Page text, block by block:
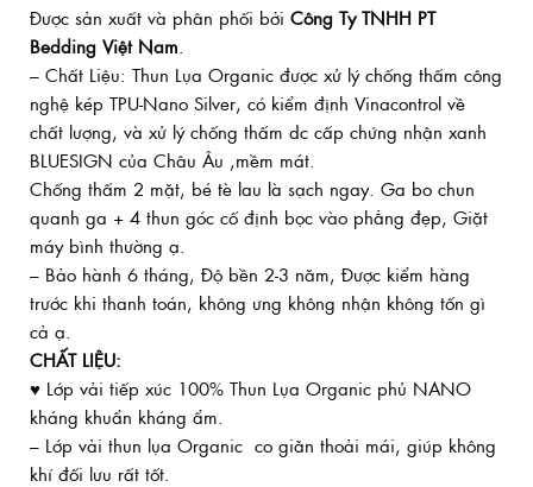
Được sản xuất và phân phối bởi Công Ty TNHH PT
Bedding Việt Nam
– Chất Liệu: Thun Lụa Organic được xử lý chống thấm công
nghệ kép TPU-Nano Silver, có kiểm định Vinacontrol về
chất lượng, và xử lý chống thấm dc cấp chứng nhận xanh
BLUESIGN của Châu Âu ,mềm mát.
Chống thấm 2 mặt, bé tè lau là sạch ngay. Ga bo chun
quanh ga + 4 thun góc cố định bọc vào phẳng đẹp, Giặt
máy bình thường ạ.
– Bảo hành 6 tháng, Độ bền 2-3 năm, Được kiểm hàng
trước khi thanh toán, không ưng không nhận không tốn gì
cả ạ.
CHẤT LIỆU:
♥ Lớp vải tiếp xúc 100% Thun Lụa Organic phủ NANO
kháng khuẩn kháng ẩm.
– Lớp vải thun lụa Organic co giãn thoải mái, giúp không
khí đối lưu rất tốt.